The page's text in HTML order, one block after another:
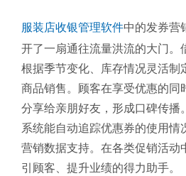
服装店收银管理软件中的发券营
开了一扇通往流量洪流的大门。
根据季节变化、库存情况灵活制
商品销售。顾客在享受优惠的同
分享给亲朋好友，形成口碑传播
系统能自动追踪优惠券的使用情
营销数据支持。在各类促销活动
引顾客、提升业绩的得力助手。